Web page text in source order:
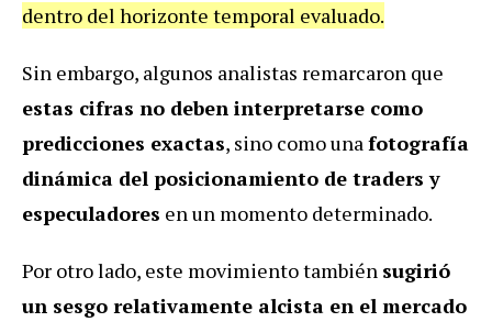
dentro del horizonte temporal evaluado.
Sin embargo, algunos analistas remarcaron que
estas cifras no deben interpretarse como
predicciones exactas, sino como unafotografía
dinámica del posicionamiento de traders y
especuladores en un momento determinado.
Por otro lado, este movimiento también sugirió
un sesgo relativamente alcista en el mercado